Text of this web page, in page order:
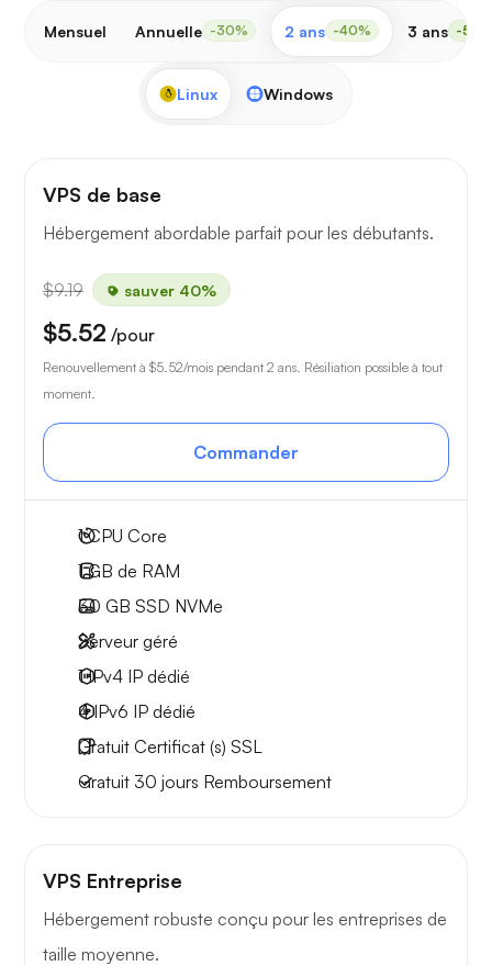
Mensuel Annuelle -30% 2 ans -40% 3 ans -
Linux Windows
VPS de base
Hébergement abordable parfait pour les débutants.
$9.19 sauver 40%
$5.52 /pour
Renouvellement à $5.52/mois pendant 2 ans. Résiliation possible à tout
moment.
Commander
1CPU Core
1 GB de RAM
30 GB SSD NVMe
Serveur géré
1 IPv4 IP dédié
4 IPv6 IP dédié
Gratuit Certificat (s) SSL
Gratuit 30 jours Remboursement
VPS Entreprise
Hébergement robuste conçu pour les entreprises de
taille moyenne.